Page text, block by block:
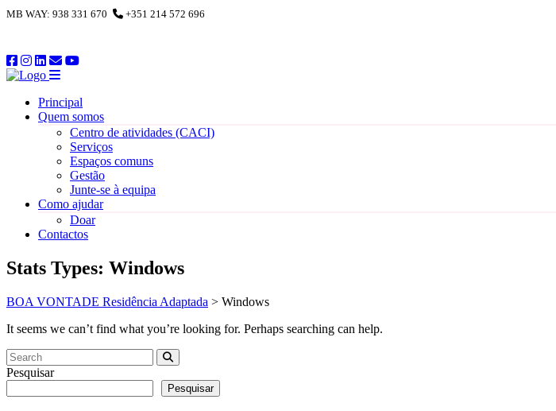
​MB WAY: 938 331 670 +351 214 572 696
Principal
Quem somos
Centro de atividades (CACI)
Serviços
Espaços comuns
Gestão
Junte-se à equipa
Como ajudar
Doar
Contactos
Stats Types: Windows
BOA VONTADE Residência Adaptada > Windows
It seems we can’t find what you’re looking for. Perhaps searching can help.
Pesquisar
Pesquisar